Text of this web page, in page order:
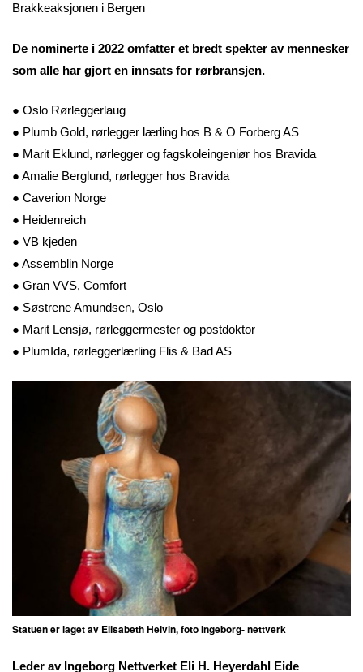
Brakkeaksjonen i Bergen
De nominerte i 2022 omfatter et bredt spekter av mennesker
som alle har gjort en innsats for rørbransjen.
● Oslo Rørleggerlaug
● Plumb Gold, rørlegger lærling hos B & O Forberg AS
● Marit Eklund, rørlegger og fagskoleingeniør hos Bravida
● Amalie Berglund, rørlegger hos Bravida
● Caverion Norge
● Heidenreich
● VB kjeden
● Assemblin Norge
● Gran VVS, Comfort
● Søstrene Amundsen, Oslo
● Marit Lensjø, rørleggermester og postdoktor
● PlumIda, rørleggerlærling Flis & Bad AS
Statuen er laget av Elisabeth Helvin, foto Ingeborg- nettverk
Leder av Ingeborg Nettverket Eli H. Heyerdahl Eide